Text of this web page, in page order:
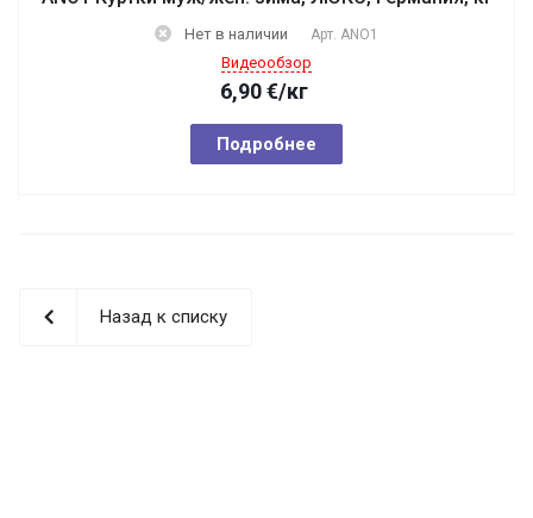
Нет в наличии Арт. АNO1
Видеообзор
6,90€/кг
Подробнее
Назад к списку